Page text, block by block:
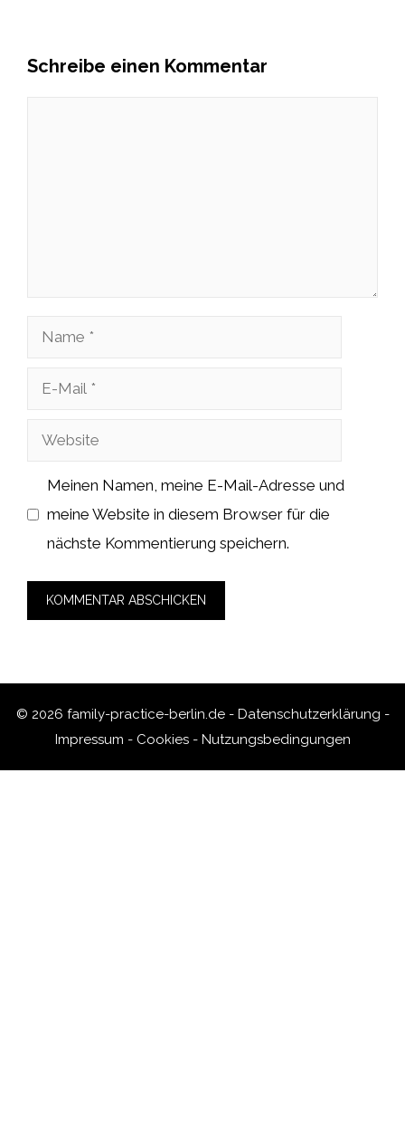
Schreibe einen Kommentar
Name
Website
Meinen Namen, meine E-Mail-Adresse und
meine Website in diesem Browser für die
nächste Kommentierung speichern.
© 2026 family-practice-berlin.de - Datenschutzerklärung -
Impressum - Cookies- Nutzungsbedingungen